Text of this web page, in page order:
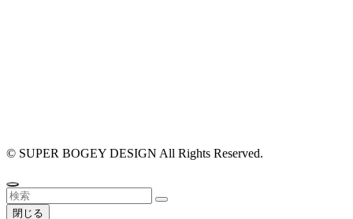
© SUPER BOGEY DESIGN All Rights Reserved.
閉じる